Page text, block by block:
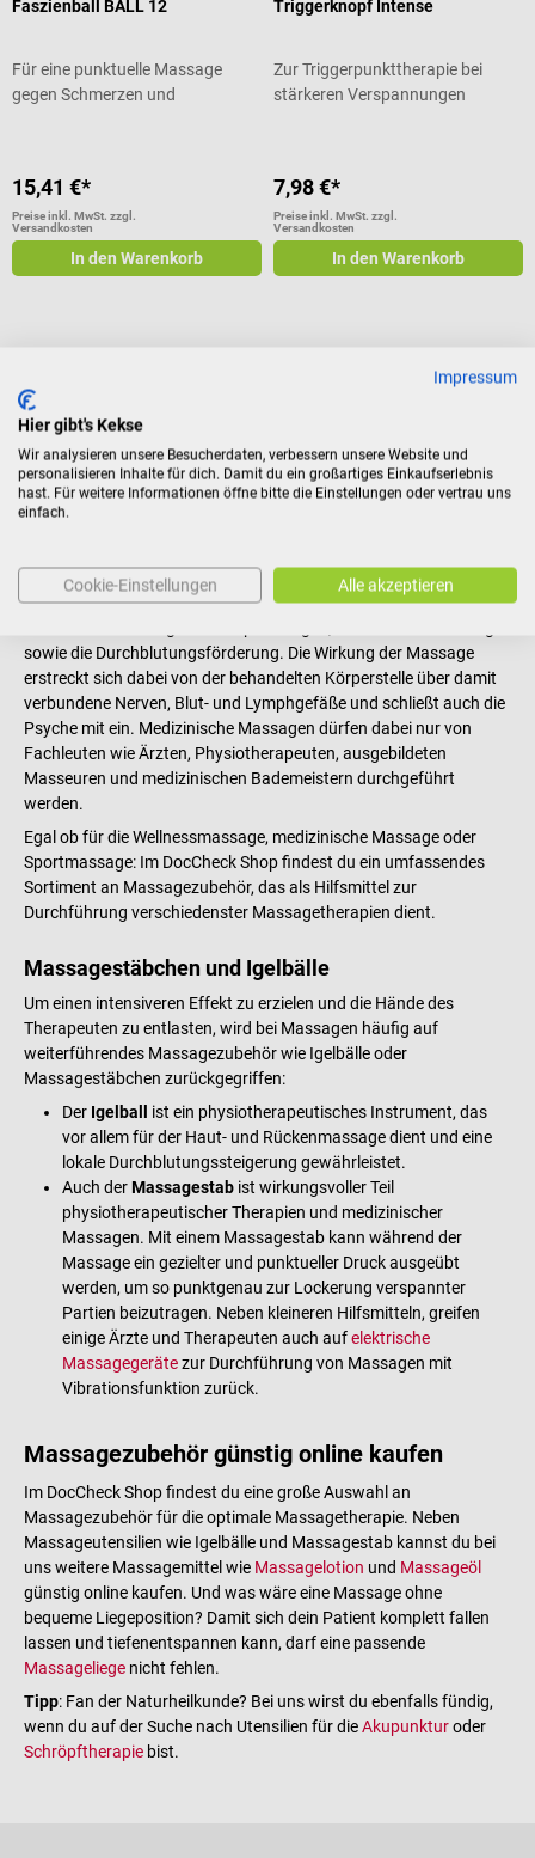
Faszienball BALL 12
Für eine punktuelle Massage
gegen Schmerzen und
15,41 €*
Preise inkl. MwSt. zzgl.
Versandkosten
In den Warenkorb
Triggerknopf Intense
Zur Triggerpunkttherapie bei
stärkeren Verspannungen
7,98 €*
Preise inkl. MwSt. zzgl.
Versandkosten
In den Warenkorb
Massagezubehör – Hilfsmittel für die
Massage
Eine Massage dient zur mechanischen Beeinflussung von
Muskulatur, Haut, Sehnen und Bindegewebe durch Zug-,
Dehnungs- und Druckreiz. Anders als Wellness Massagen, die der
Beschwerden eingesetzt. Mit Massagen lassen sich
verschiedenste Leiden behandeln. Im Vordergrund stehen dabei
sowie die Durchblutungsförderung. Die Wirkung der Massage
erstreckt sich dabei von der behandelten Körperstelle über damit
verbundene Nerven, Blut- und Lymphgefäße und schließt auch die
Psyche mit ein. Medizinische Massagen dürfen dabei nur von
Fachleuten wie Ärzten, Physiotherapeuten, ausgebildeten
Masseuren und medizinischen Bademeistern durchgeführt
werden.
Egal ob für die Wellnessmassage, medizinische Massage oder
Sportmassage: Im DocCheck Shop findest du ein umfassendes
Sortiment an Massagezubehör, das als Hilfsmittel zur
Durchführung verschiedenster Massagetherapien dient.
Massagestäbchen und Igelbälle
Um einen intensiveren Effekt zu erzielen und die Hände des
Therapeuten zu entlasten, wird bei Massagen häufig auf
weiterführendes Massagezubehör wie Igelbälle oder
Massagestäbchen zurückgegriffen:
Der Igelball
ist ein physiotherapeutisches Instrument, das
vor allem für der Haut- und Rückenmassage dient und eine
lokale Durchblutungssteigerung gewährleistet.
Auch derMassagestab ist wirkungsvoller Teil
physiotherapeutischer Therapien und medizinischer
Massagen. Mit einem Massagestab kann während der
Massage ein gezielter und punktueller Druck ausgeübt
werden, um so punktgenau zur Lockerung verspannter
Partien beizutragen. Neben kleineren Hilfsmitteln, greifen
einige Ärzte und Therapeuten auch aufelektrische
Massagegerätezur Durchführung von Massagen mit
Vibrationsfunktion zurück.
Massagezubehör günstig online kaufen
Im DocCheck Shop findest du eine große Auswahl an
Massagezubehör für die optimale Massagetherapie. Neben
Massageutensilien wie Igelbälle und Massagestab kannst du bei
uns weitere Massagemittel wie Massagelotion und Massageöl
günstig online kaufen. Und was wäre eine Massage ohne
bequeme Liegeposition? Damit sich dein Patient komplett fallen
lassen und tiefenentspannen kann, darf eine passende
Massageliege nicht fehlen.
Tipp: Fan der Naturheilkunde? Bei uns wirst du ebenfalls fündig,
wenn du auf der Suche nach Utensilien für dieAkupunkturoder
Schröpftherapie bist.
Impressum
Hier gibt's Kekse
Wir analysieren unsere Besucherdaten, verbessern unsere Website und
personalisieren Inhalte für dich. Damit du ein großartiges Einkaufserlebnis
hast. Für weitere Informationen öffne bitte die Einstellungen oder vertrau uns
einfach.
Cookie-Einstellungen Alle akzeptieren